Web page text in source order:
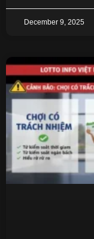
December 9, 2025